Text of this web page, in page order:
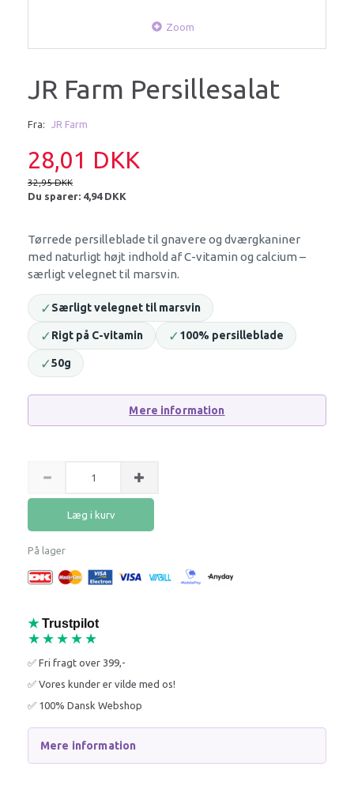
Zoom
JR Farm Persillesalat
Fra: JR Farm
28,01 DKK
32,95 DKK
Du sparer: 4,94 DKK
Tørrede persilleblade til gnavere og dværgkaniner
med naturligt højt indhold af C-vitamin og calcium –
særligt velegnet til marsvin.
✓Særligt velegnet til marsvin
✓Rigt på C-vitamin ✓100% persilleblade
✓50g
Mere information
Læg i kurv
På lager
★ Trustpilot
★★★★★
✅ Fri fragt over 399,-
✅ Vores kunder er vilde med os!
✅ 100% Dansk Webshop
Mere information